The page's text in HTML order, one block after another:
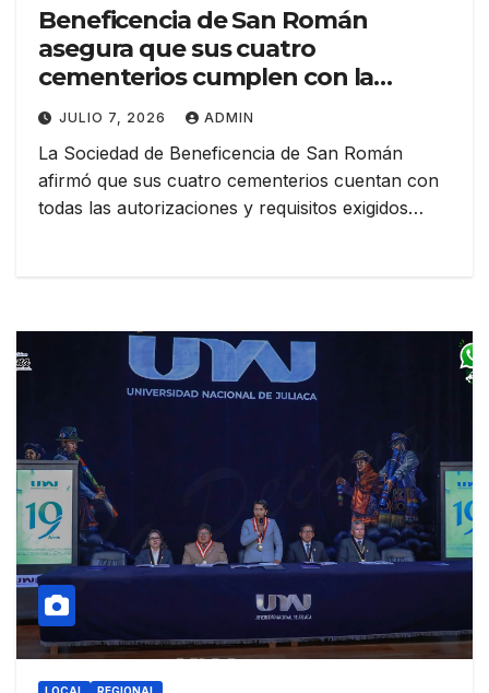
Beneficencia de San Román
asegura que sus cuatro
cementerios cumplen con la
normativa y pide fiscalizar a
camposantos privados
JULIO 7, 2026 ADMIN
La Sociedad de Beneficencia de San Román
afirmó que sus cuatro cementerios cuentan con
todas las autorizaciones y requisitos exigidos…